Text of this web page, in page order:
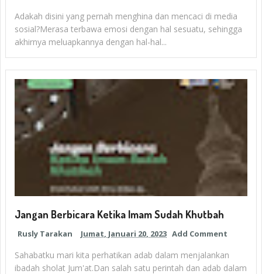
Adakah disini yang pernah menghina dan mencaci di media
sosial?Merasa terbawa emosi dengan hal sesuatu, sehingga
akhirnya meluapkannya dengan hal-hal...
Jangan Berbicara Ketika Imam Sudah Khutbah
Rusly Tarakan Jumat, Januari 20, 2023 Add Comment
Sahabatku mari kita perhatikan adab dalam menjalankan
ibadah sholat Jum'at.Dan salah satu perintah dan adab dalam